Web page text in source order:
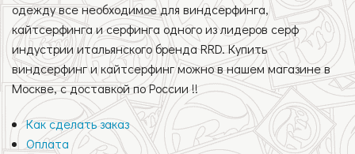
одежду все необходимое для виндсерфинга,
кайтсерфинга и серфинга одного из лидеров серф
индустрии итальянского бренда RRD. Купить
виндсерфинг и кайтсерфинг можно в нашем магазине в
Москве, с доставкой по России !!
Как сделать заказ
Оплата